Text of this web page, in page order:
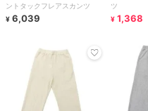
ントタックフレアスカンツ
¥ 6,039
ツ
¥ 1,368